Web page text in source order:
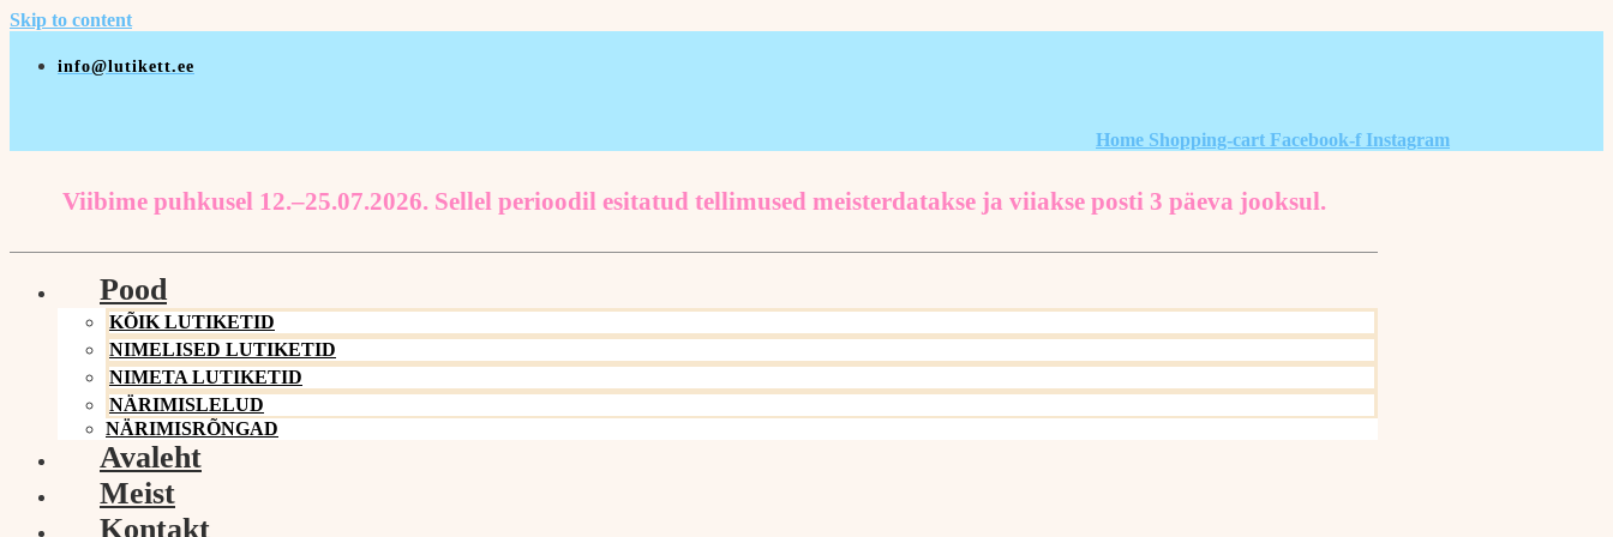
Skip to content
info@lutikett.ee
Home Shopping-cart Facebook-f Instagram
Viibime puhkusel 12.–25.07.2026. Sellel perioodil esitatud tellimused meisterdatakse ja viiakse posti 3 päeva jooksul.
Pood
KÕIK LUTIKETID
NIMELISED LUTIKETID
NIMETA LUTIKETID
NÄRIMISLELUD
NÄRIMISRÕNGAD
Avaleht
Meist
Kontakt